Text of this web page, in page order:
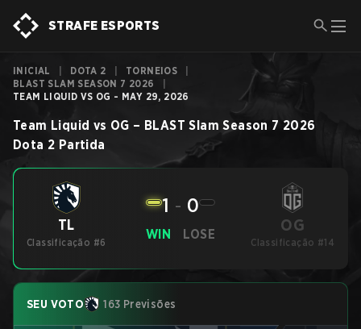
STRAFE ESPORTS
INICIAL DOTA 2 TORNEIOS
BLAST SLAM SEASON 7 2026
TEAM LIQUID VS OG - MAY 29, 2026
Team Liquid vs OG – BLAST Slam Season 7 2026
Dota 2 Partida
TL
Classificação #6
WIN
1 - 0
LOSE OG
Classificação #14
SEU VOTO 163 Previsões